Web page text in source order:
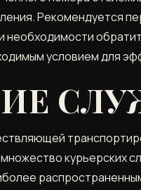
Рекомендуется
условием для
курьерских